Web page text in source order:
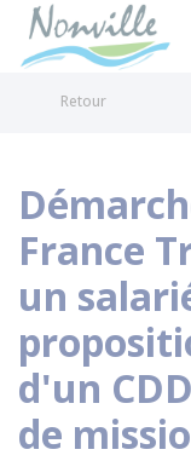
Retour
France
un
d'un
de